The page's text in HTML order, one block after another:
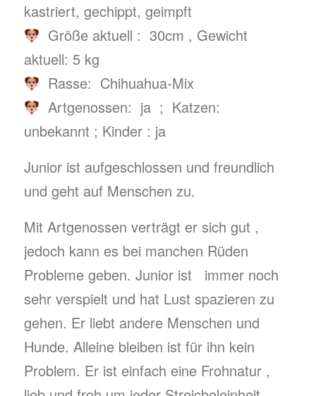
kastriert, gechippt, geimpft
Größe aktuell : 30cm , Gewicht
aktuell: 5 kg
Rasse: Chihuahua-Mix
Artgenossen: ja ; Katzen:
unbekannt ; Kinder : ja
Junior ist aufgeschlossen und freundlich
und geht auf Menschen zu.
Mit Artgenossen verträgt er sich gut ,
jedoch kann es bei manchen Rüden
Probleme geben. Junior ist immer noch
sehr verspielt und hat Lust spazieren zu
gehen. Er liebt andere Menschen und
Hunde. Alleine bleiben ist für ihn kein
Problem. Er ist einfach eine Frohnatur ,